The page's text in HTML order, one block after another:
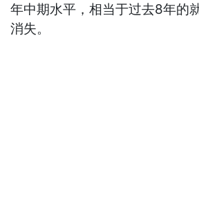
年中期水平，相当于过去8年的
消失。